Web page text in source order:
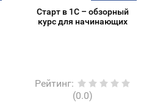
Старт в 1С – обзорный
курс для начинающих
Рейтинг:
(0.0)